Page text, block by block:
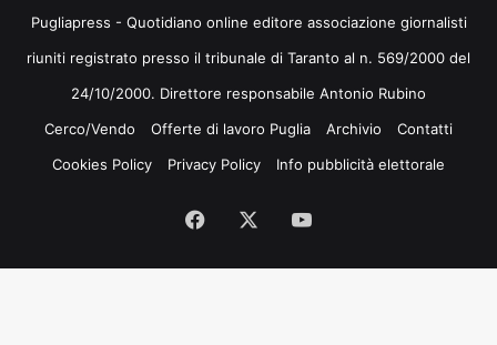
Pugliapress - Quotidiano online editore associazione giornalisti
riuniti registrato presso il tribunale di Taranto al n. 569/2000 del
24/10/2000. Direttore responsabile Antonio Rubino
Cerco/Vendo
Offerte di lavoro Puglia Archivio
Contatti
Cookies Policy
Privacy Policy Info pubblicità elettorale
Facebook
Tube